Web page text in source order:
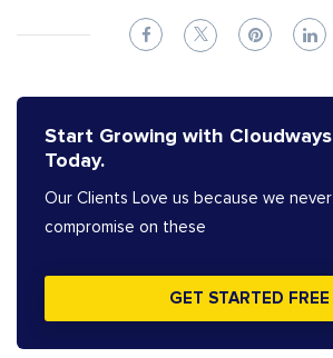
Start Growing with Cloudways
Today.
Our Clients Love us because we never
compromise on these
GET STARTED FREE